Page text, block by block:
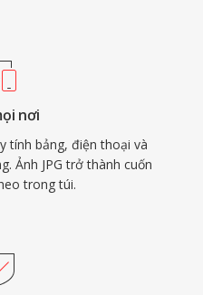
nơi
tính bảng, điện thoại và
Ảnh JPG trở thành cuốn
trong túi.